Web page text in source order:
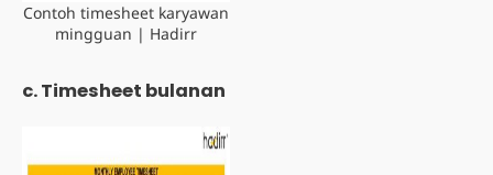
Contoh timesheet karyawan
mingguan | Hadirr
c. Timesheet bulanan